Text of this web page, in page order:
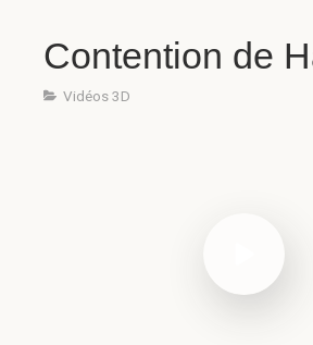
Contention de
Vidéos 3D